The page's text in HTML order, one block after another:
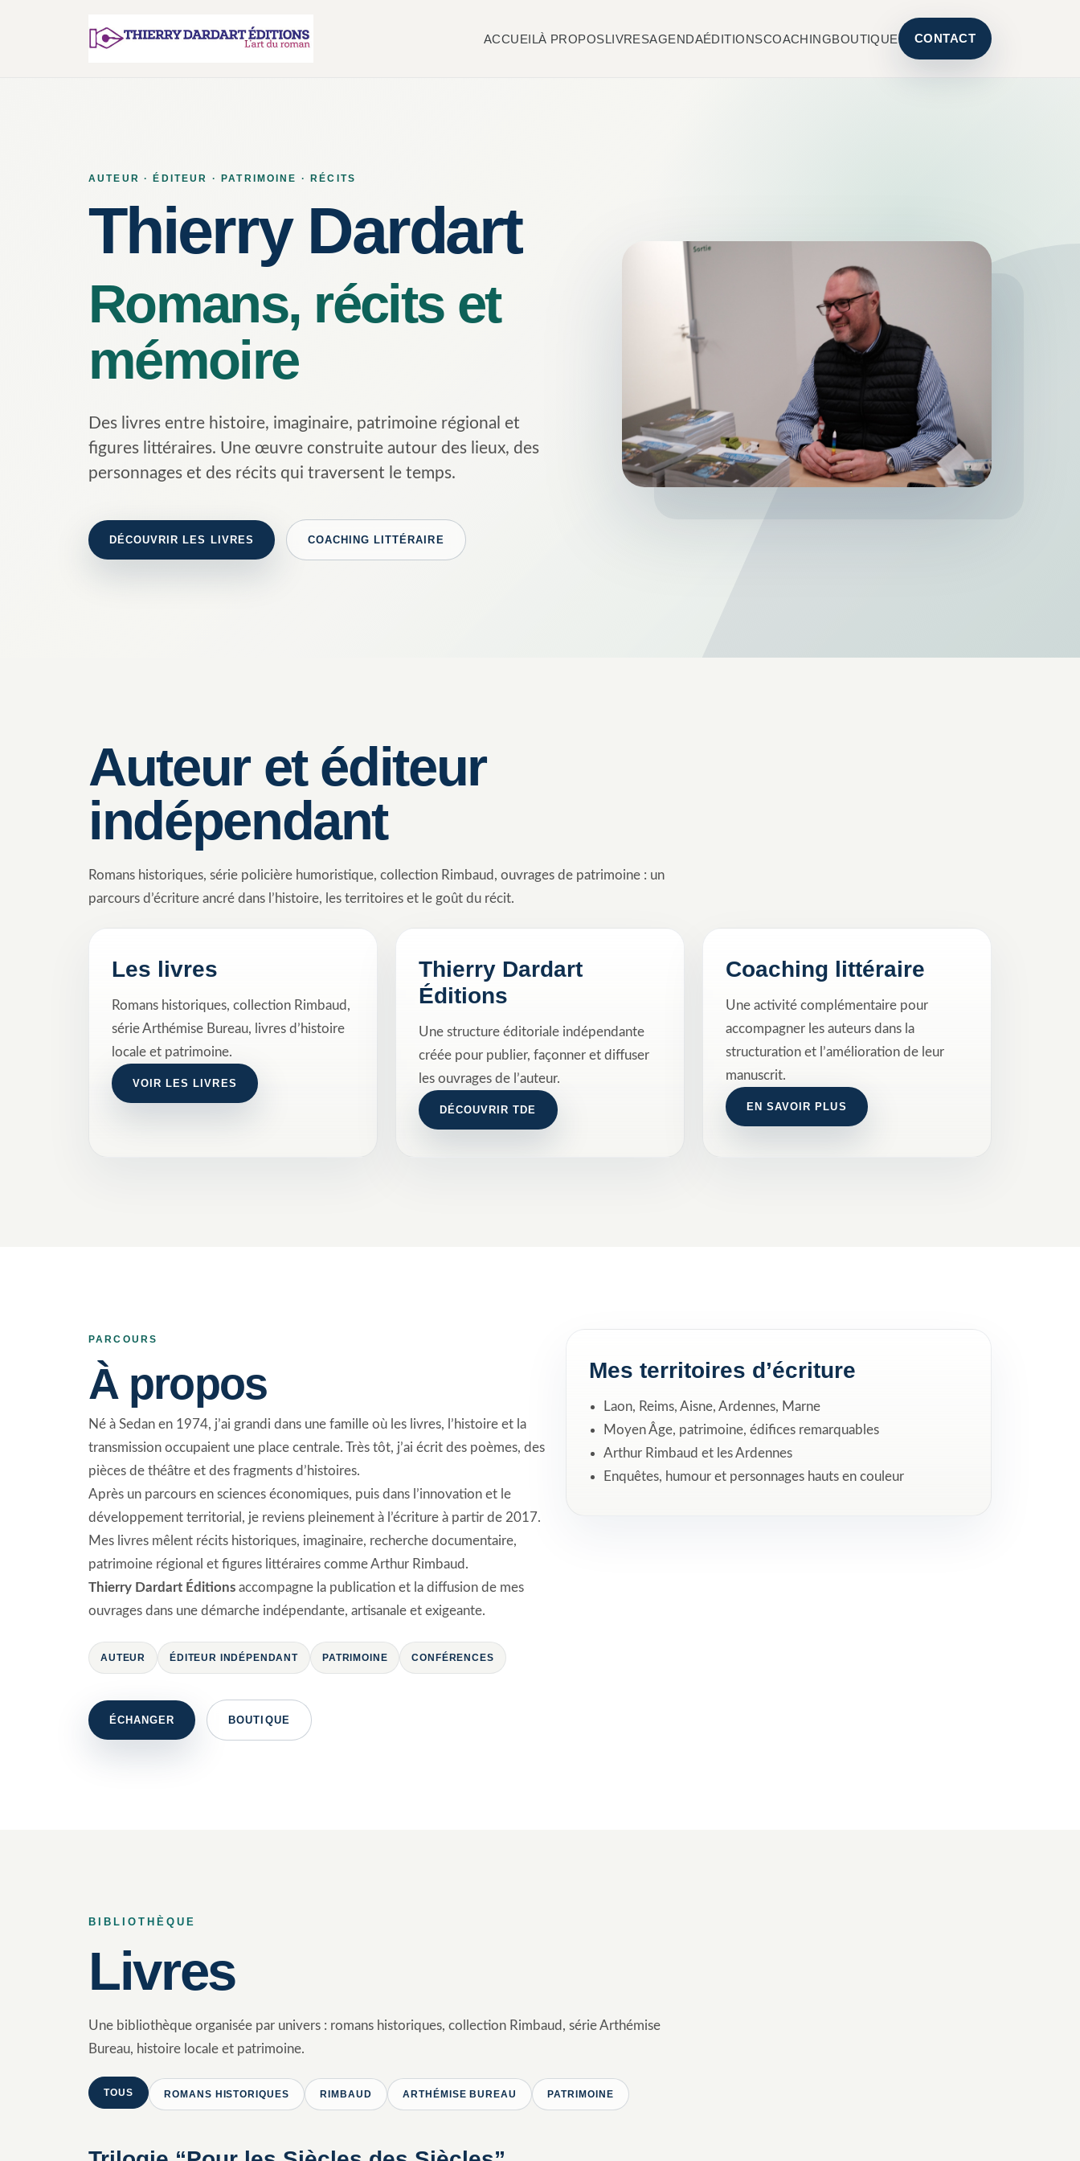
ACCUEILÀ PROPOSLIVRESAGENDAÉDITIONSCOACHINGBOUTIQUE CONTACT
AUTEUR · ÉDITEUR · PATRIMOINE · RÉCITS
Thierry Dardart
Romans, récits et
mémoire
Des livres entre histoire, imaginaire, patrimoine régional et
figures littéraires. Une œuvre construite autour des lieux, des
personnages et des récits qui traversent le temps.
DÉCOUVRIR LES LIVRES COACHING LITTÉRAIRE
Auteur et éditeur
indépendant
Romans historiques, série policière humoristique, collection Rimbaud, ouvrages de patrimoine : un
parcours d’écriture ancré dans l’histoire, les territoires et le goût du récit.
Les livres
Romans historiques, collection Rimbaud,
série Arthémise Bureau, livres d’histoire
locale et patrimoine.
VOIR LES LIVRES
Thierry Dardart
Éditions
Une structure éditoriale indépendante
créée pour publier, façonner et diffuser
les ouvrages de l’auteur.
DÉCOUVRIR TDE
Coaching littéraire
Une activité complémentaire pour
accompagner les auteurs dans la
structuration et l’amélioration de leur
manuscrit.
EN SAVOIR PLUS
PARCOURS
À propos
Né à Sedan en 1974, j’ai grandi dans une famille où les livres, l’histoire et la
transmission occupaient une place centrale. Très tôt, j’ai écrit des poèmes, des
pièces de théâtre et des fragments d’histoires.
Après un parcours en sciences économiques, puis dans l’innovation et le
développement territorial, je reviens pleinement à l’écriture à partir de 2017.
Mes livres mêlent récits historiques, imaginaire, recherche documentaire,
patrimoine régional et figures littéraires comme Arthur Rimbaud.
Thierry Dardart Éditions accompagne la publication et la diffusion de mes
ouvrages dans une démarche indépendante, artisanale et exigeante.
AUTEUR ÉDITEUR INDÉPENDANT PATRIMOINE CONFÉRENCES
ÉCHANGER BOUTIQUE
Mes territoires d’écriture
Laon, Reims, Aisne, Ardennes, Marne
Moyen Âge, patrimoine, édifices remarquables
Arthur Rimbaud et les Ardennes
Enquêtes, humour et personnages hauts en couleur
BIBLIOTHÈQUE
Livres
Une bibliothèque organisée par univers : romans historiques, collection Rimbaud, série Arthémise
Bureau, histoire locale et patrimoine.
TOUS ROMANS HISTORIQUES RIMBAUD ARTHÉMISE BUREAU PATRIMOINE